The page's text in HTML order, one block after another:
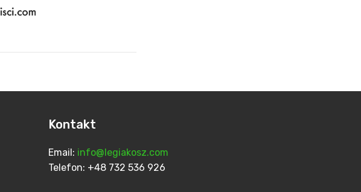
Kontakt
Email: info@legiakosz.com
Telefon: +48 732 536 926